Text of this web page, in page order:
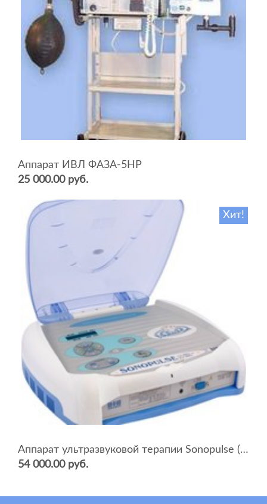
Аппарат ИВЛ ФАЗА-5НР
25 000.00 руб.
Хит!
Аппарат ультразвуковой терапии Sonopulse (мультичастотный 1 и 3 Мгц)
54 000.00 руб.